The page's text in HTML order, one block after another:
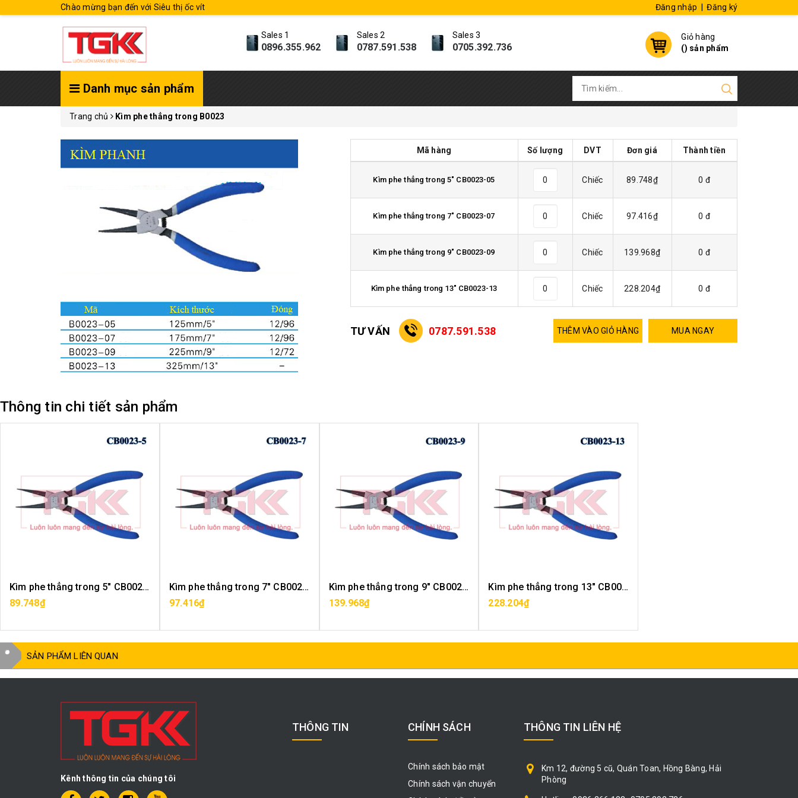
Chào mừng bạn đến với Siêu thị ốc vít Đăng nhập Đăng ký
Sales 1
0896.355.962
Sales 2
0787.591.538
Sales 3
0705.392.736
Giỏ hàng
() sản phẩm
Danh mục sản phẩm
Trang chủ Kìm phe thẳng trong B0023
Mã hàng Số lượng DVT Đơn giá Thành tiền
Kìm phe thẳng trong 5" CB0023-05 Chiếc 89.748₫ 0 đ
Kìm phe thẳng trong 7" CB0023-07 Chiếc 97.416₫ 0 đ
Kìm phe thẳng trong 9" CB0023-09 Chiếc 139.968₫ 0 đ
Kìm phe thẳng trong 13" CB0023-13 Chiếc 228.204₫ 0 đ
MUA NGAY
THÊM VÀO GIỎ HÀNG
TƯ VẤN 0787.591.538
Thông tin chi tiết sản phẩm
Kìm phe thẳng trong 5" CB0023-05
89.748₫
Kìm phe thẳng trong 7" CB0023-07
97.416₫
Kìm phe thẳng trong 9" CB0023-09
139.968₫
Kìm phe thẳng trong 13" CB0023-13
228.204₫
SẢN PHẨM LIÊN QUAN
Kênh thông tin của chúng tôi
THÔNG TIN CHÍNH SÁCH
Chính sách bảo mật
Chính sách vận chuyển
THÔNG TIN LIÊN HỆ
Km 12, đường 5 cũ, Quán Toan, Hồng Bàng, Hải
Phòng